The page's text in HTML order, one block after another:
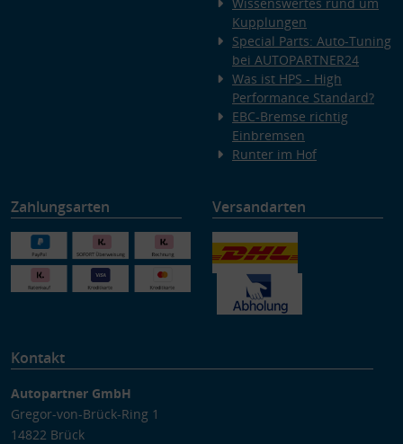
Kupplungen
Special Parts: Auto-Tuning
bei AUTOPARTNER24
Was ist HPS - High
Performance Standard?
EBC-Bremse richtig
Einbremsen
Runter im Hof
Zahlungsarten Versandarten
Kontakt
Autopartner GmbH
Gregor-von-Brück-Ring 1
14822 Brück